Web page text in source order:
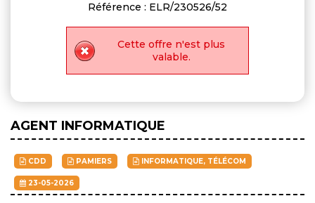
Référence : ELR/230526/52
Cette offre n'est plus
valable.
AGENT INFORMATIQUE
CDD PAMIERS INFORMATIQUE, TÉLÉCOM
23-05-2026